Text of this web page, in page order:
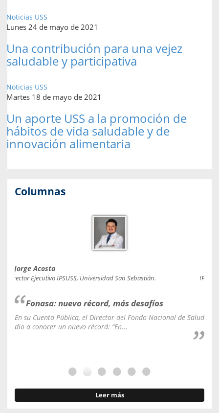
Noticias USS
Lunes 24 de mayo de 2021
Una contribución para una vejez
saludable y participativa
Noticias USS
Martes 18 de mayo de 2021
Un aporte USS a la promoción de
hábitos de vida saludable y de
innovación alimentaria
Columnas
Jorge Acosta
Director Ejecutivo IPSUSS, Universidad San Sebastián.
Fonasa: nuevo récord, más desafíos
En su Cuenta Pública, el Director del Fondo Nacional de Salud
dio a conocer un nuevo récord: “En...
Leer más